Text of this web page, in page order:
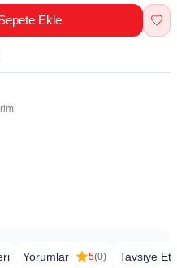
Ekle
Yorumlar 5(0) Tavsiye Et